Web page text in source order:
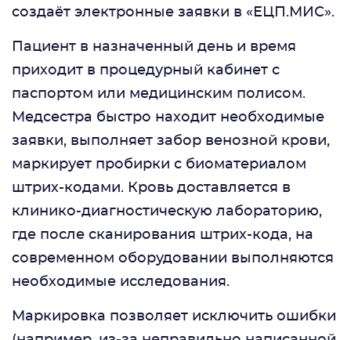
создаёт электронные заявки в «ЕЦП.МИС».
Пациент в назначенный день и время
приходит в процедурный кабинет с
паспортом или медицинским полисом.
Медсестра быстро находит необходимые
заявки, выполняет забор венозной крови,
маркирует пробирки с биоматериалом
штрих-кодами. Кровь доставляется в
клинико-диагностическую лабораторию,
где после сканирования штрих-кода, на
современном оборудовании выполняются
необходимые исследования.
Маркировка позволяет исключить ошибки